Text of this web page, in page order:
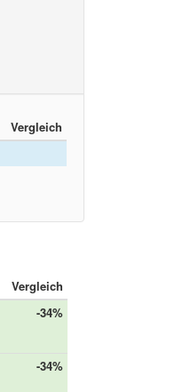
Vergleich
Vergleich
-34%
-34%